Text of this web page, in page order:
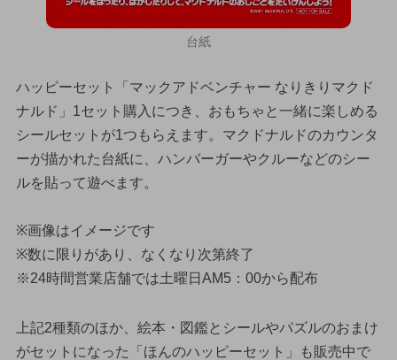
台紙
ハッピーセット「マックアドベンチャー なりきりマクド
ナルド」1セット購入につき、おもちゃと一緒に楽しめる
シールセットが1つもらえます。マクドナルドのカウンタ
ーが描かれた台紙に、ハンバーガーやクルーなどのシー
ルを貼って遊べます。
※画像はイメージです
※数に限りがあり、なくなり次第終了
※24時間営業店舗では土曜日AM5：00から配布
上記2種類のほか、絵本・図鑑とシールやパズルのおまけ
がセットになった「ほんのハッピーセット」も販売中で